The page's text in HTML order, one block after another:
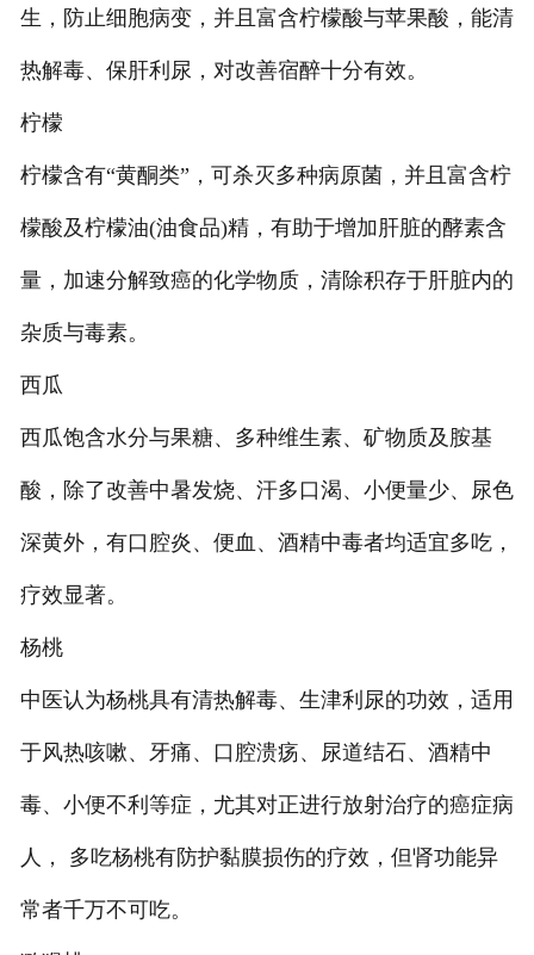
生，防止细胞病变，并且富含柠檬酸与苹果酸，能清
热解毒、保肝利尿，对改善宿醉十分有效。
柠檬
柠檬含有“黄酮类”，可杀灭多种病原菌，并且富含柠
檬酸及柠檬油(油食品)精，有助于增加肝脏的酵素含
量，加速分解致癌的化学物质，清除积存于肝脏内的
杂质与毒素。
西瓜
西瓜饱含水分与果糖、多种维生素、矿物质及胺基
酸，除了改善中暑发烧、汗多口渴、小便量少、尿色
深黄外，有口腔炎、便血、酒精中毒者均适宜多吃，
疗效显著。
杨桃
中医认为杨桃具有清热解毒、生津利尿的功效，适用
于风热咳嗽、牙痛、口腔溃疡、尿道结石、酒精中
毒、小便不利等症，尤其对正进行放射治疗的癌症病
人， 多吃杨桃有防护黏膜损伤的疗效，但肾功能异
常者千万不可吃。